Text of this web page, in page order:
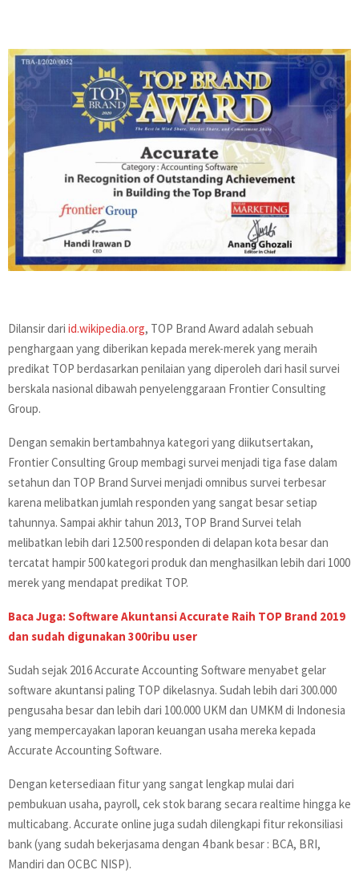
Dilansir dari id.wikipedia.org, TOP Brand Award adalah sebuah
penghargaan yang diberikan kepada merek-merek yang meraih
predikat TOP berdasarkan penilaian yang diperoleh dari hasil survei
berskala nasional dibawah penyelenggaraan Frontier Consulting
Group.
Dengan semakin bertambahnya kategori yang diikutsertakan,
Frontier Consulting Group membagi survei menjadi tiga fase dalam
setahun dan TOP Brand Survei menjadi omnibus survei terbesar
karena melibatkan jumlah responden yang sangat besar setiap
tahunnya. Sampai akhir tahun 2013, TOP Brand Survei telah
melibatkan lebih dari 12.500 responden di delapan kota besar dan
tercatat hampir 500 kategori produk dan menghasilkan lebih dari 1000
merek yang mendapat predikat TOP.
Baca Juga: Software Akuntansi Accurate Raih TOP Brand 2019
dan sudah digunakan 300ribu user
Sudah sejak 2016 Accurate Accounting Software menyabet gelar
software akuntansi paling TOP dikelasnya. Sudah lebih dari 300.000
pengusaha besar dan lebih dari 100.000 UKM dan UMKM di Indonesia
yang mempercayakan laporan keuangan usaha mereka kepada
Accurate Accounting Software.
Dengan ketersediaan fitur yang sangat lengkap mulai dari
pembukuan usaha, payroll, cek stok barang secara realtime hingga ke
multicabang. Accurate online juga sudah dilengkapi fitur rekonsiliasi
bank (yang sudah bekerjasama dengan 4 bank besar : BCA, BRI,
Mandiri dan OCBC NISP).